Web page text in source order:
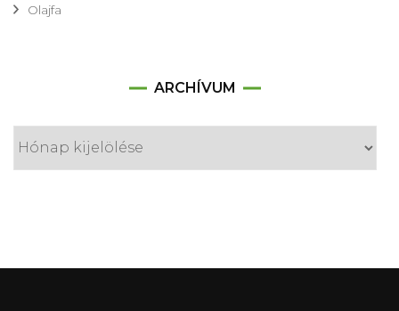
Olajfa
ARCHÍVUM
Archívum